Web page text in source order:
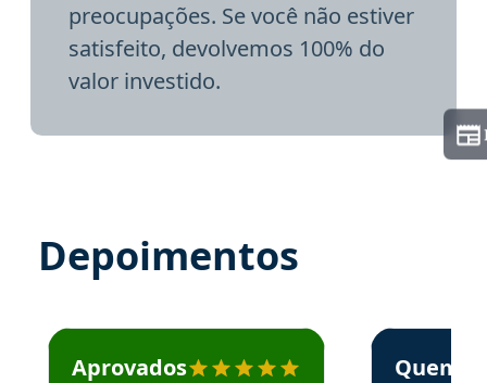
preocupações. Se você não estiver
satisfeito, devolvemos 100% do
valor investido.
Depoimentos
Estudante José recomenda o Aprova Concursos em
Aprovados
Estudante
Quem